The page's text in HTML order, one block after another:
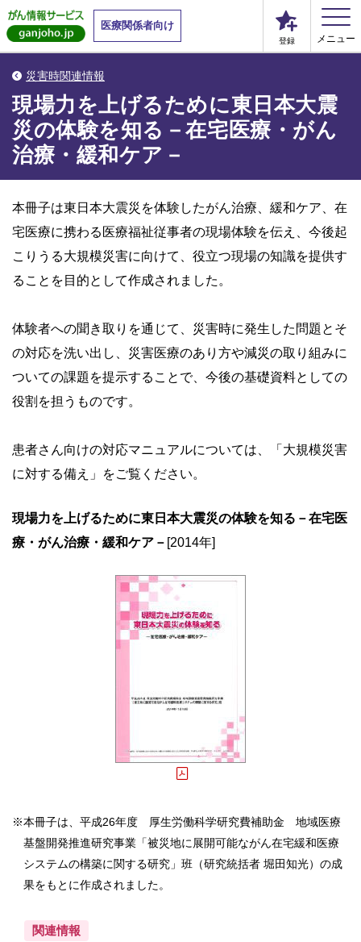
医療関係者向け
登録 メニュー
災害時関連情報
現場力を上げるために東日本大震
災の体験を知る－在宅医療・がん
治療・緩和ケア－
本冊子は東日本大震災を体験したがん治療、緩和ケア、在
宅医療に携わる医療福祉従事者の現場体験を伝え、今後起
こりうる大規模災害に向けて、役立つ現場の知識を提供す
ることを目的として作成されました。
体験者への聞き取りを通じて、災害時に発生した問題とそ
の対応を洗い出し、災害医療のあり方や減災の取り組みに
ついての課題を提示することで、今後の基礎資料としての
役割を担うものです。
患者さん向けの対応マニュアルについては、「大規模災害
に対する備え」をご覧ください。
現場力を上げるために東日本大震災の体験を知る－在宅医
療・がん治療・緩和ケア－ [2014年]
※本冊子は、平成26年度 厚生労働科学研究費補助金 地域医療
基盤開発推進研究事業「被災地に展開可能ながん在宅緩和医療
システムの構築に関する研究」班（研究統括者 堀田知光）の成
果をもとに作成されました。
関連情報